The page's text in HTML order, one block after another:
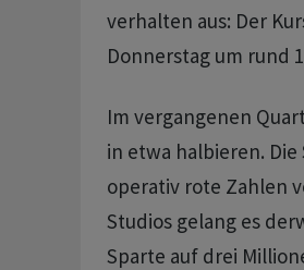
verhalten aus: Der
Donnerstag um rund
Im vergangenen
in etwa halbieren.
operativ rote Zahlen
Studios gelang es
Sparte auf drei